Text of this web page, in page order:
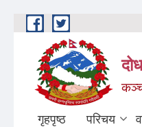
Skip to main content
गृहपृष्ठ परिचय